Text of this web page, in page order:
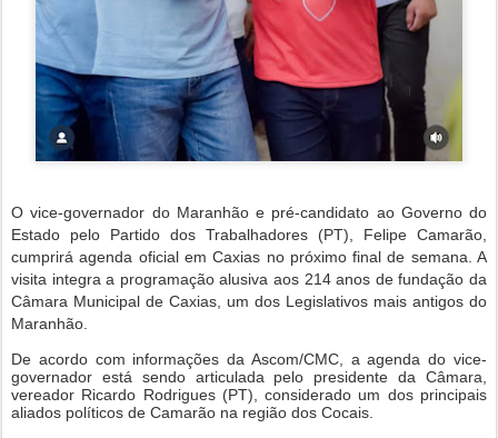
O vice-governador do Maranhão e pré-candidato ao Governo do
Estado pelo Partido dos Trabalhadores (PT), Felipe Camarão,
cumprirá agenda oficial em Caxias no próximo final de semana. A
visita integra a programação alusiva aos 214 anos de fundação da
Câmara Municipal de Caxias, um dos Legislativos mais antigos do
Maranhão.
De acordo com informações da Ascom/CMC, a agenda do vice-
governador está sendo articulada pelo presidente da Câmara,
vereador Ricardo Rodrigues (PT), considerado um dos principais
aliados políticos de Camarão na região dos Cocais.